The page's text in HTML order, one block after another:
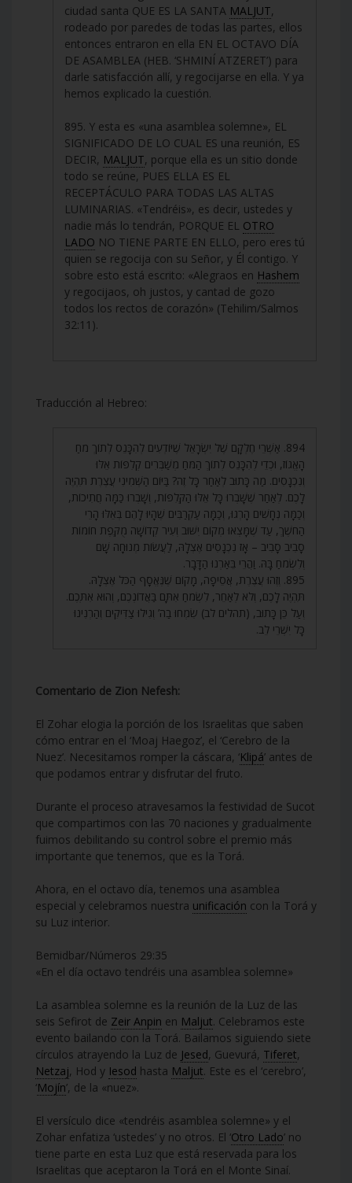
ciudad santa QUE ES LA SANTA MALJUT,
rodeado por paredes de todas las partes, ellos
entonces entraron en ella EN EL OCTAVO DÍA
DE ASAMBLEA (HEB. ‘SHMINÍ ATZERET’) para
darle satisfacción allí, y regocijarse en ella. Y ya
hemos explicado la cuestión.
895. Y esta es «una asamblea solemne», EL
SIGNIFICADO DE LO CUAL ES una reunión, ES
DECIR, MALJUT, porque ella es un sitio donde
todo se reúne, PUES ELLA ES EL
RECEPTÁCULO PARA TODAS LAS ALTAS
LUMINARIAS. «Tendréis», es decir, ustedes y
nadie más lo tendrán, PORQUE EL OTRO
LADO NO TIENE PARTE EN ELLO, pero eres tú
quien se regocija con su Señor, y Él contigo. Y
sobre esto está escrito: «Alegraos en Hashem
y regocijaos, oh justos, y cantad de gozo
todos los rectos de corazón» (Tehilim/Salmos
32:11).
Traducción al Hebreo:
894. אַשְׁרֵי חֶלְקָם שֶׁל יִשְׂרָאֵל שֶׁיּוֹדְעִים לְהִכָּנֵס לְתוֹךְ מֹחַ
הָאֱגוֹז, וּכְדֵי לְהִכָּנֵס לְתוֹךְ הַמֹּחַ מְשַׁבְּרִים קְלִפּוֹת אֵלּוּ
וְנִכְנָסִים. מַה כָּתוּב לְאַחַר כָּל זֶה? בַּיּוֹם הַשְּׁמִינִי עֲצֶרֶת תִּהְיֶה
לָכֶם. לְאַחַר שֶׁשָּׁבְרוּ כָּל אֵלּוּ הַקְּלִפּוֹת, וְשָׁבְרוּ כַּמָּה חֲתִיכוֹת,
וְכַמָּה נְחָשִׁים הָרְגוּ, וְכַמָּה עַקְרַבִּים שֶׁהָיוּ לָהֶם בְּאֵלּוּ הָרֵי
הַחֹשֶׁךְ, עַד שֶׁמָּצְאוּ מְקוֹם יִשּׁוּב וְעִיר קְדוֹשָׁה מֻקֶּפֶת חוֹמוֹת
סָבִיב סָבִיב – אָז נִכְנָסִים אֶצְלָהּ, לַעֲשׂוֹת מְנוּחָה שָׁם
וְלִשְׂמֹחַ בָּהּ. וַהֲרֵי בֵּאַרְנוּ הַדָּבָר.
895. וְזֶהוּ עֲצֶרֶת, אֲסֵיפָה, מָקוֹם שֶׁנֶּאֱסָף הַכֹּל אֶצְלָהּ.
תִּהְיֶה לָכֶם, וְלֹא לְאַחֵר, לִשְׂמֹחַ אִתָּם בַּאֲדוֹנְכֶם, וְהוּא אִתְּכֶם.
וְעַל כֵּן כָּתוּב, (תהלים לב) שִׂמְחוּ בַה’ וְגִילוּ צַדִּיקִים וְהַרְנִינוּ
כָּל יִשְׁרֵי לֵב.
Comentario de Zion Nefesh:
El Zohar elogia la porción de los Israelitas que saben
cómo entrar en el ‘Moaj Haegoz’, el ‘Cerebro de la
Nuez’. Necesitamos romper la cáscara, ‘Klipá’ antes de
que podamos entrar y disfrutar del fruto.
Durante el proceso atravesamos la festividad de Sucot
que compartimos con las 70 naciones y gradualmente
fuimos debilitando su control sobre el premio más
importante que tenemos, que es la Torá.
Ahora, en el octavo día, tenemos una asamblea
especial y celebramos nuestra unificación con la Torá y
su Luz interior.
Bemidbar/Números 29:35
«En el día octavo tendréis una asamblea solemne»
La asamblea solemne es la reunión de la Luz de las
seis Sefirot de Zeir Anpin en Maljut. Celebramos este
evento bailando con la Torá. Bailamos siguiendo siete
círculos atrayendo la Luz de Jesed, Guevurá, Tiferet,
Netzaj, Hod y Iesod hasta Maljut. Este es el ‘cerebro’,
‘Mojín’, de la «nuez».
El versículo dice «tendréis asamblea solemne» y el
Zohar enfatiza ‘ustedes’ y no otros. El ‘Otro Lado’ no
tiene parte en esta Luz que está reservada para los
Israelitas que aceptaron la Torá en el Monte Sinaí.